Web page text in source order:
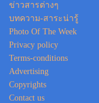
ข่าวสารต่างๆ
บทความ-สาระน่ารู้
Photo Of The Week
Privacy policy
Terms-conditions
Advertising
Copyrights
Contact us